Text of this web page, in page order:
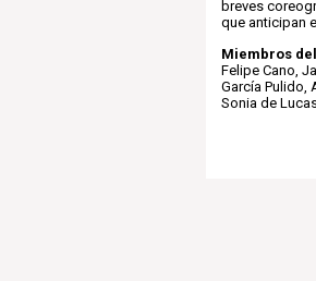
breves
que anticipan
Miembros
Felipe Cano,
García Pulido,
Sonia de